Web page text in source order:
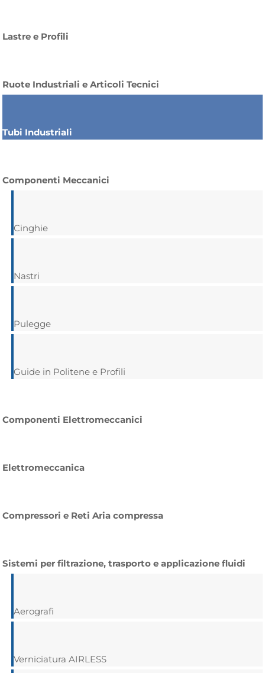
Lastre e Profili
Ruote Industriali e Articoli Tecnici
Tubi Industriali
Componenti Meccanici
Cinghie
Nastri
Pulegge
Guide in Politene e Profili
Componenti Elettromeccanici
Elettromeccanica
Compressori e Reti Aria compressa
Sistemi per filtrazione, trasporto e applicazione fluidi
Aerografi
Verniciatura AIRLESS